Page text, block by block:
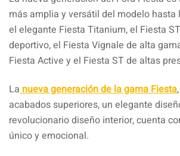
más amplia y versátil del modelo hasta
el elegante Fiesta Titanium, el Fiesta
deportivo, el Fiesta Vignale de alta
Fiesta Active y el Fiesta ST de altas
Lanueva generación de la gama Fiesta
acabados superiores, un elegante
revolucionario diseño interior, cuenta
único y emocional.